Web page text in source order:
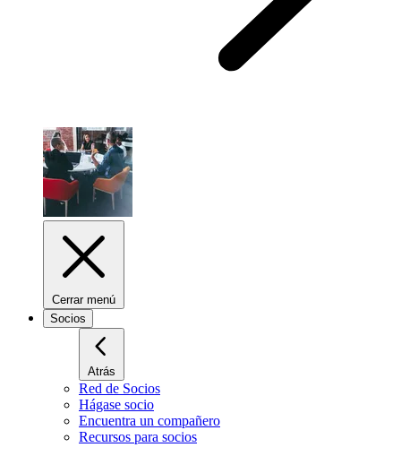
Cerrar menú
Socios
Atrás
Red de Socios
Hágase socio
Encuentra un compañero
Recursos para socios